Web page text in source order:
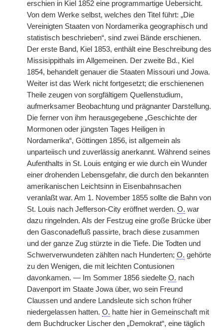
erschien in Kiel 1852 eine programmartige Uebersicht.
Von dem Werke selbst, welches den Titel führt: „Die
Vereinigten Staaten von Nordamerika geographisch und
statistisch beschrieben“, sind zwei Bände erschienen.
Der erste Band, Kiel 1853, enthält eine Beschreibung des
Missisippithals im Allgemeinen. Der zweite Bd., Kiel
1854, behandelt genauer die Staaten Missouri und Jowa.
Weiter ist das Werk nicht fortgesetzt; die erschienenen
Theile zeugen von sorgfältigem Quellenstudium,
aufmerksamer Beobachtung und prägnanter Darstellung.
Die ferner von ihm herausgegebene „Geschichte der
Mormonen oder jüngsten Tages Heiligen in
Nordamerika“, Göttingen 1856, ist allgemein als
unparteiisch und zuverlässig anerkannt. Während seines
Aufenthalts in St. Louis entging er wie durch ein Wunder
einer drohenden Lebensgefahr, die durch den bekannten
amerikanischen Leichtsinn in Eisenbahnsachen
veranlaßt war. Am 1. November 1855 sollte die Bahn von
St. Louis nach Jefferson-City eröffnet werden. O. war
dazu ringelnden. Als der Festzug eine große Brücke über
den Gasconadefluß passirte, brach diese zusammen
und der ganze Zug stürzte in die Tiefe. Die Todten und
Schwerverwundeten zählten nach Hunderten; O. gehörte
zu den Wenigen, die mit leichten Contusionen
davonkamen. — Im Sommer 1856 siedelte O. nach
Davenport im Staate Jowa über, wo sein Freund
Claussen und andere Landsleute sich schon früher
niedergelassen hatten. O. hatte hier in Gemeinschaft mit
dem Buchdrucker Lischer den „Demokrat“, eine täglich